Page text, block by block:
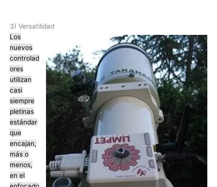
3) Versatilidad
Los
nuevos
controlad
ores
utilizan
casi
siempre
pletinas
estándar
que
encajan,
más o
menos,
en el